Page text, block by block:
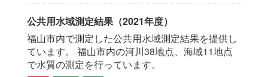
公共用水域測定結果（2021年度）
福山市内で測定した公共用水域測定結果を提供し
ています。 福山市内の河川38地点、海域11地点
で水質の測定を行っています。